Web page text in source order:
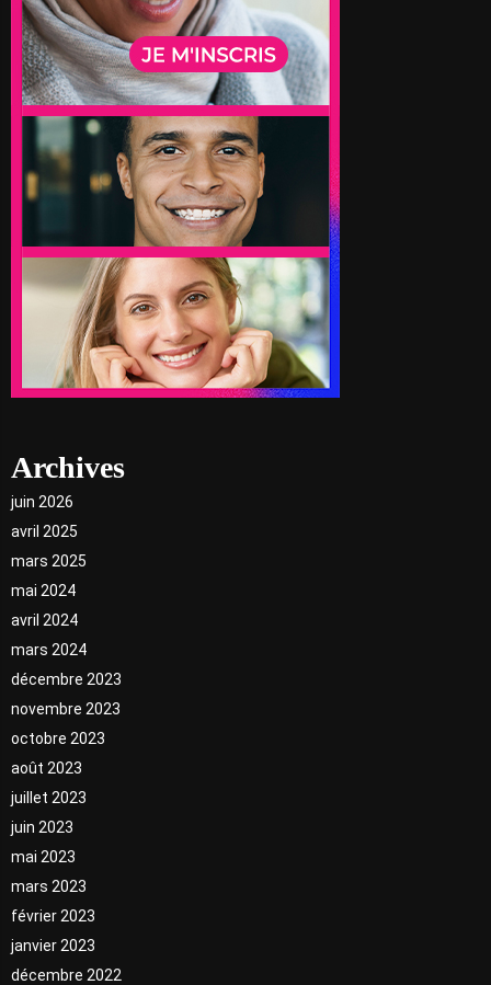
Archives
juin 2026
avril 2025
mars 2025
mai 2024
avril 2024
mars 2024
décembre 2023
novembre 2023
octobre 2023
août 2023
juillet 2023
juin 2023
mai 2023
mars 2023
février 2023
janvier 2023
décembre 2022